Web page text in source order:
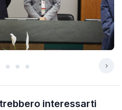
interessarti